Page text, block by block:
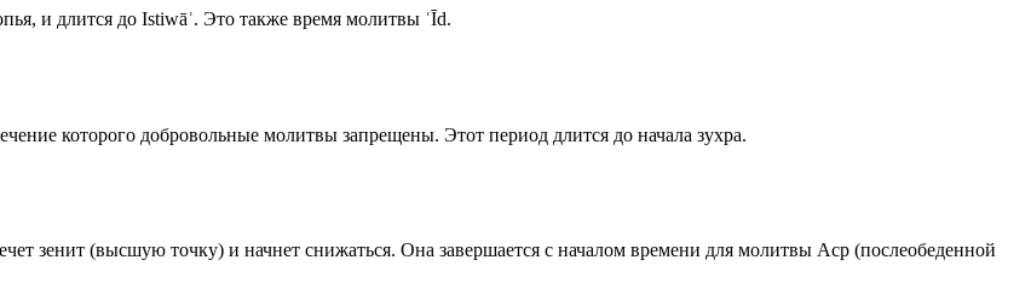
и длится до Istiwāʾ. Это также время молитвы ʿĪd.
которого добровольные молитвы запрещены. Этот период длится до начала зухра.
зенит (высшую точку) и начнет снижаться. Она завершается с началом времени для молитвы Аср (послеобеденной